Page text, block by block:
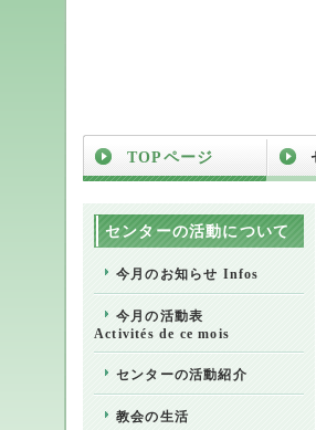
TOPページ
センターの活動について
今月のお知らせ Infos
今月の活動表
Activités de ce mois
センターの活動紹介
教会の生活